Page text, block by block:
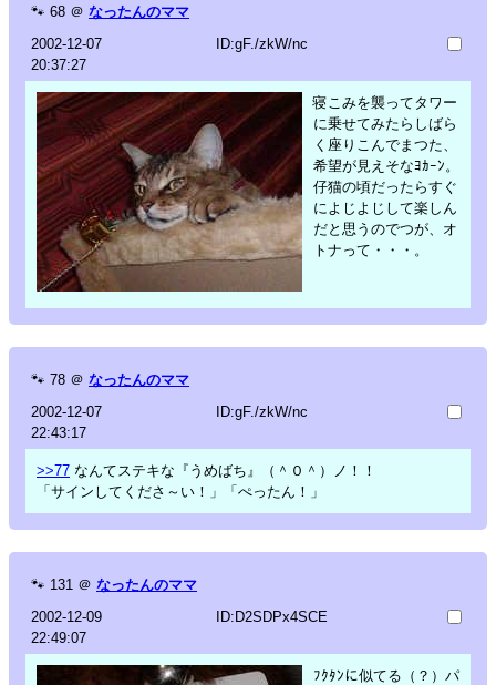
🐾 68 ＠ なったんのママ
2002-12-07
20:37:27
ID:gF./zkW/nc
寝こみを襲ってタワー
に乗せてみたらしばら
く座りこんでまつた、
希望が見えそなﾖｶｰﾝ。
仔猫の頃だったらすぐ
によじよじして楽しん
だと思うのでつが、オ
トナって・・・。
🐾 78 ＠ なったんのママ
2002-12-07
22:43:17
ID:gF./zkW/nc
>>77 なんてステキな『うめばち』（＾０＾）ノ！！
「サインしてくださ～い！」「ぺったん！」
🐾 131 ＠ なったんのママ
2002-12-09
22:49:07
ID:D2SDPx4SCE
ﾌｸﾀﾝに似てる（？）パ